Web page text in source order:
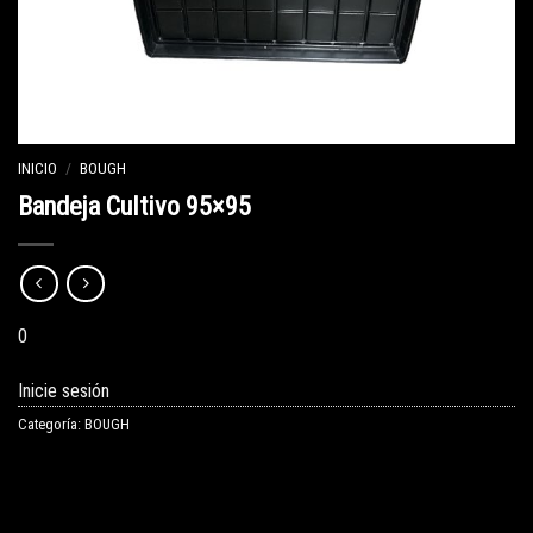
INICIO / BOUGH
Bandeja Cultivo 95×95
0
Inicie sesión
Categoría: BOUGH